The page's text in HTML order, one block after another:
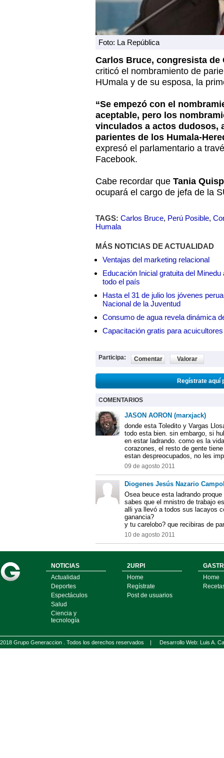
Foto: La República
Carlos Bruce, congresista
criticó el nombramiento de
HUmala y de su esposa, la
“Se empezó con el
aceptable, pero los
vinculados a actos dudosos,
parientes de los Humala-
expresó el parlamentario a
Facebook.
Cabe recordar que Tania
ocupará el cargo de jefa de la
TAGS: Carlos Bruce, Perú Posible,
Humala
MÁS NOTICIAS DE ACTUALIDAD
Ventajas del marketing relacional
Educación Inicial gratuita del
todo el país
Hasta el 31 de julio los jóvenes
Nacional de la Juventud
Consumo de agua revela dinámica
Capacitación gratis para
Participa: Comentar Valorar
Regístrate aquí
COMENTARIOS
JASON AORON (marxjack)
donde esta Toledito y Vargas
todo esta bien. sin embargo, si
en estar ladrando. como es la
corazones, el resto de gente
estan despreocupados, no les
09 de agosto 2011
Diogenes Jesús Nazario
Osea beuce esta ladrando
sabes que el mnistro de trabajo
alli ya llevó a todos sus lacayos
ganancia?
y tu carelobo? que recibiras de
10 de agosto 2011
NOTICIAS
Actualidad
Deportes
Espectáculos
Salud
Ciencia y
tecnología
2URPI
Home
Regístrate
Post de usuarios
Home
2018 Grupo Generaccion . Todos los derechos reservados | Desarrollo Web: Luis